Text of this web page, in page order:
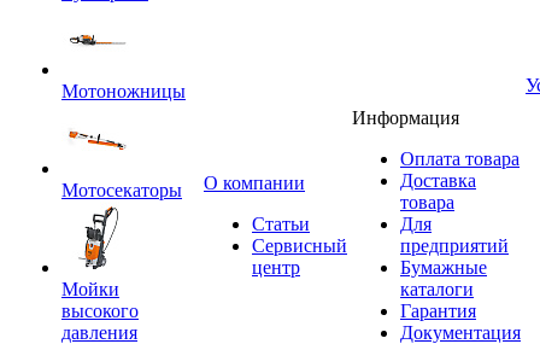
Мотоножницы
Мотосекаторы
Мойки
высокого
давления
O компании
Статьи
Сервисный
центр
Информация
Оплата товара
Доставка
товара
Для
предприятий
Бумажные
каталоги
Гарантия
Документация